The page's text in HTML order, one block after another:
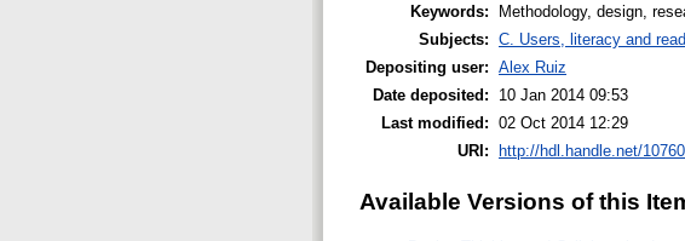
Keywords:
Methodology, design,
Subjects: C. Users, literacy and
Depositing user: Alex Ruiz
Date deposited:
10 Jan 2014 09:53
Last modified: 02 Oct 2014 12:29
URI: http://hdl.handle.net/
Available Versions of this